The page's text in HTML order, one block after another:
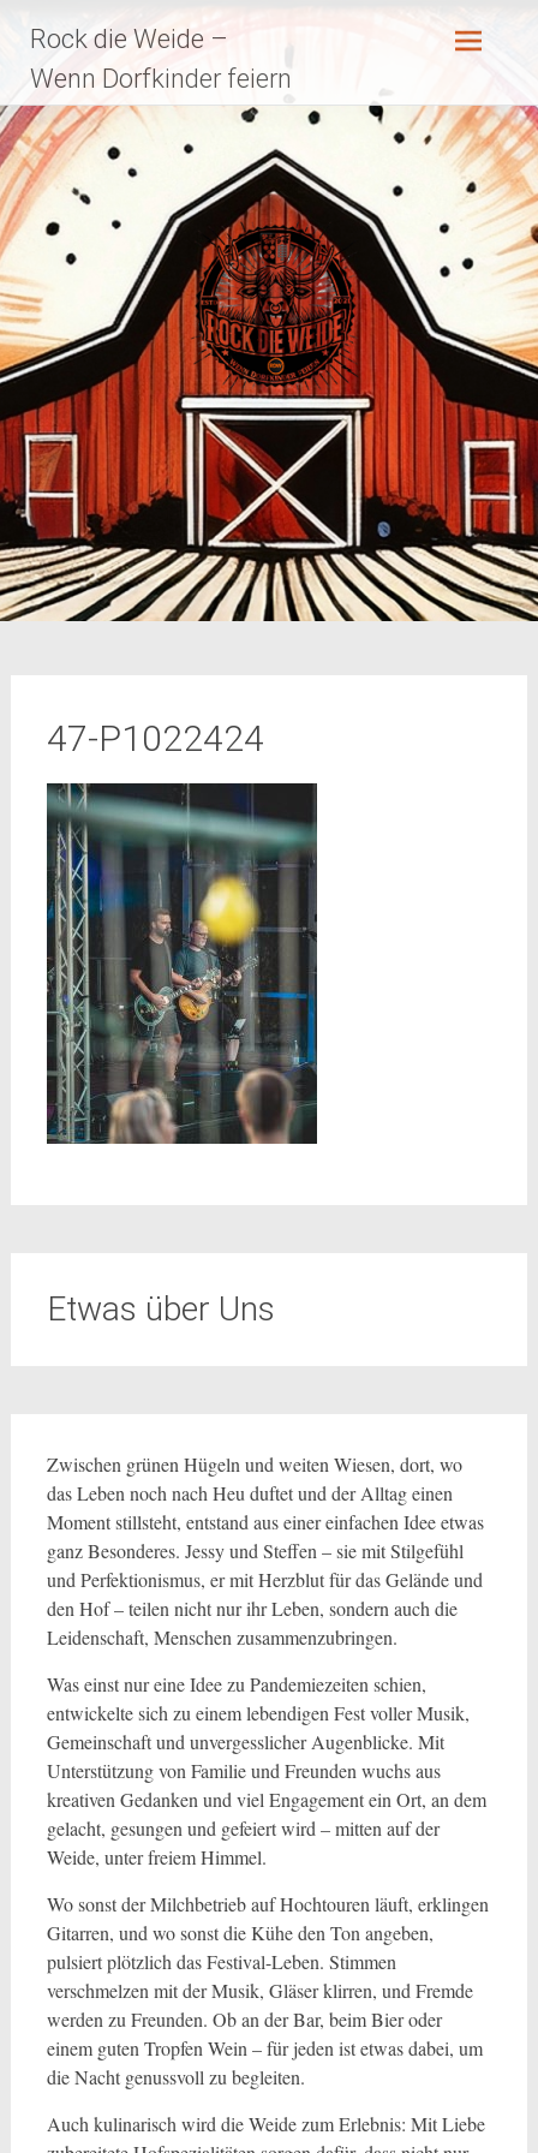
Inhalt
springen
Rock die Weide –
Wenn Dorfkinder feiern
47-P1022424
Etwas über Uns
Zwischen grünen Hügeln und weiten Wiesen, dort, wo
das Leben noch nach Heu duftet und der Alltag einen
Moment stillsteht, entstand aus einer einfachen Idee etwas
ganz Besonderes. Jessy und Steffen – sie mit Stilgefühl
und Perfektionismus, er mit Herzblut für das Gelände und
den Hof – teilen nicht nur ihr Leben, sondern auch die
Leidenschaft, Menschen zusammenzubringen.
Was einst nur eine Idee zu Pandemiezeiten schien,
entwickelte sich zu einem lebendigen Fest voller Musik,
Gemeinschaft und unvergesslicher Augenblicke. Mit
Unterstützung von Familie und Freunden wuchs aus
kreativen Gedanken und viel Engagement ein Ort, an dem
gelacht, gesungen und gefeiert wird – mitten auf der
Weide, unter freiem Himmel.
Wo sonst der Milchbetrieb auf Hochtouren läuft, erklingen
Gitarren, und wo sonst die Kühe den Ton angeben,
pulsiert plötzlich das Festival-Leben. Stimmen
verschmelzen mit der Musik, Gläser klirren, und Fremde
werden zu Freunden. Ob an der Bar, beim Bier oder
einem guten Tropfen Wein – für jeden ist etwas dabei, um
die Nacht genussvoll zu begleiten.
Auch kulinarisch wird die Weide zum Erlebnis: Mit Liebe